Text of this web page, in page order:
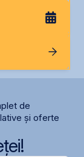
de
și oferte